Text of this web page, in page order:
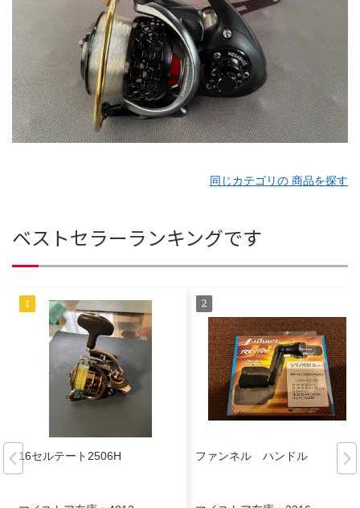
同じカテゴリの 商品を探す
ベストセラーランキングです
16セルテート2506H ファンネル ハンドル